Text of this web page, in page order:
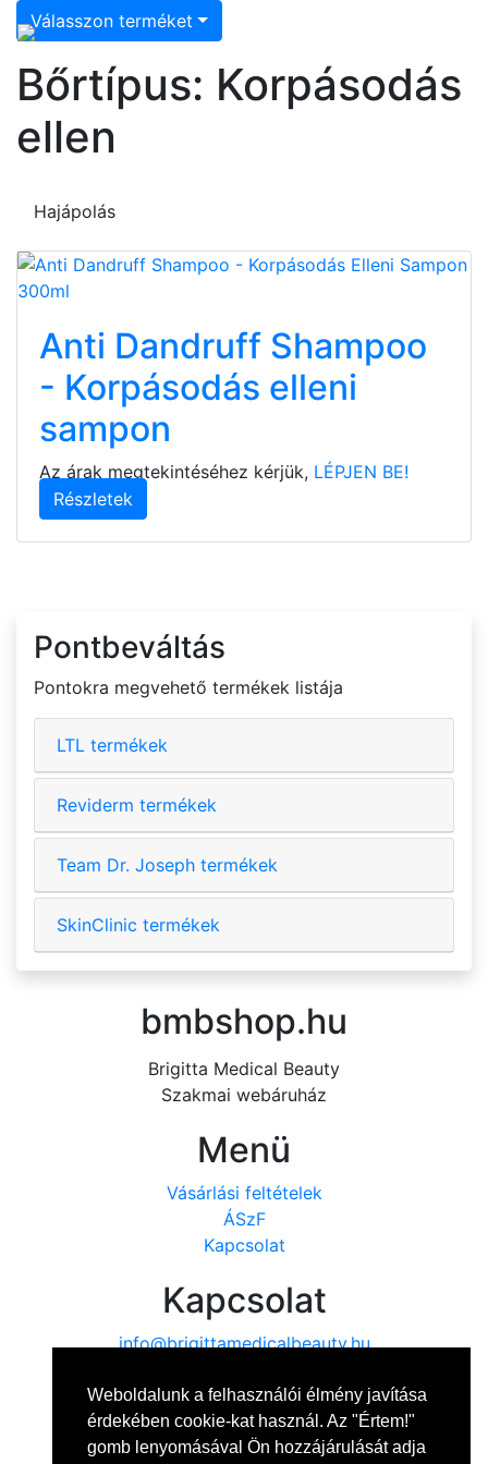
Weboldalunk a felhasználói élmény javítása
érdekében cookie-kat használ. Az "Értem!"
gomb lenyomásával Ön hozzájárulását adja
Válasszon terméket
Bőrtípus: Korpásodás
ellen
Hajápolás
Anti Dandruff Shampoo
- Korpásodás elleni
sampon
Az árak megtekintéséhez kérjük, LÉPJEN BE!
Részletek
Pontbeváltás
Pontokra megvehető termékek listája
LTL termékek
Reviderm termékek
Team Dr. Joseph termékek
SkinClinic termékek
bmbshop.hu
Brigitta Medical Beauty
Szakmai webáruház
Menü
Vásárlási feltételek
ÁSzF
Kapcsolat
Kapcsolat
info@brigittamedicalbeauty.hu